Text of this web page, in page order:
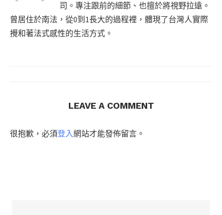
司。專注跟前的細節、也擅於將視野拉遠。
曾居住於南法，從0到1長大的過程裡，體現了台灣人實際
攪和著法式感性的生活方式。
LEAVE A COMMENT
很抱歉，必須登入網站才能發佈留言。